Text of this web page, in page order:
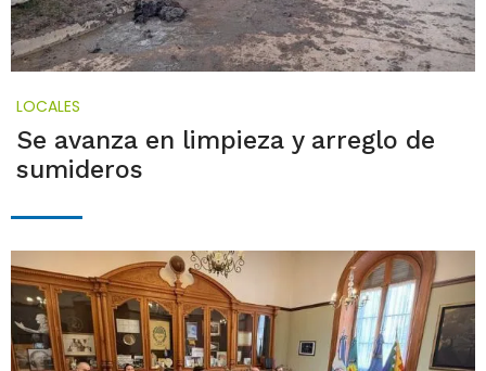
LOCALES
Se avanza en limpieza y arreglo de
sumideros